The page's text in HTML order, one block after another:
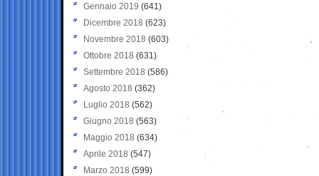
Gennaio 2019 (641)
Dicembre 2018 (623)
Novembre 2018 (603)
Ottobre 2018 (631)
Settembre 2018 (586)
Agosto 2018 (362)
Luglio 2018 (562)
Giugno 2018 (563)
Maggio 2018 (634)
Aprile 2018 (547)
Marzo 2018 (599)